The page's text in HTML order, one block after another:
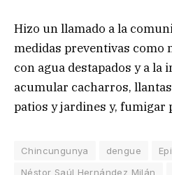
Hizo un llamado a la
medidas preventivas como
con agua destapados y a la
acumular cacharros,
patios y jardines y, fumigar
Chincungunya dengue
Néstor Saúl Hernández Milán